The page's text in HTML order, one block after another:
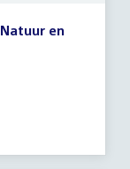
en